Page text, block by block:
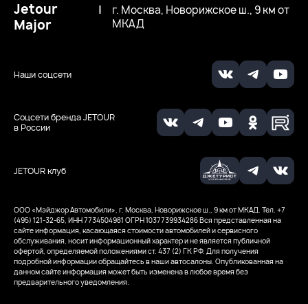
JETOUR клуб
Соцсети бренда JETOUR
в России
Наши соцсети
Jetour
Major
|
г. Москва, Новорижское ш., 9 км от
МКАД
ООО «Мэйджор Автомобили», г. Москва, Новорижское ш., 9 км от МКАД. Тел. +7
(495) 121-32-65, ИНН 7734504981 ОГРН 1037739934286Вся представленная на
сайте информация, касающаяся стоимости автомобилей и сервисного
обслуживания, носит информационный характер и не является публичной
офертой, определяемой положениями ст. 437 (2) ГК РФ. Для получения
подробной информации обращайтесь в наши автосалоны. Опубликованная на
данном сайте информация может быть изменена в любое время без
предварительного уведомления.